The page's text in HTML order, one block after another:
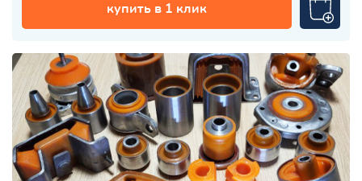
купить в 1 клик